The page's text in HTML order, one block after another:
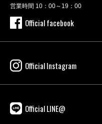
営業時間 10：00～19：00
Official facebook
Official Instagram
Official LINE@